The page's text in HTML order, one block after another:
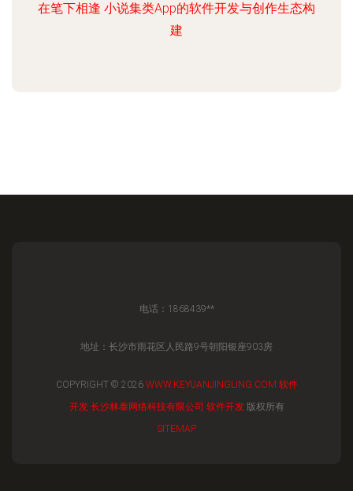
在笔下相逢 小说集类App的软件开发与创作生态构
建
电话：1868439**
地址：长沙市雨花区人民路9号朝阳银座903房
COPYRIGHT © 2026 WWW.KEYUANJINGLING.COM 软件
开发 长沙林泰网络科技有限公司 软件开发版权所有
SITEMAP